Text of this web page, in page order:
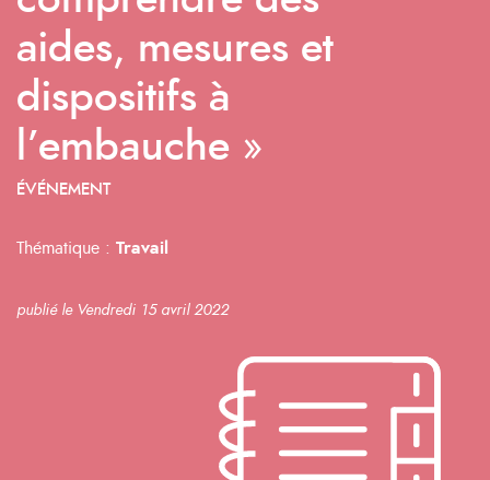
aides, mesures et
dispositifs à
l’embauche »
ÉVÉNEMENT
Thématique : Travail
publié le Vendredi 15 avril 2022